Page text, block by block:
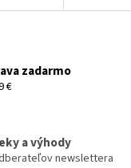
zadarmo
€
a výhody
newslettera